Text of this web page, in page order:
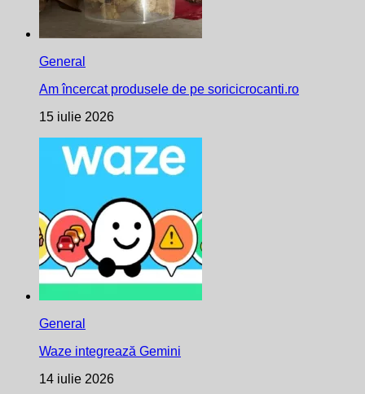
General
Am încercat produsele de pe soricicrocanti.ro
15 iulie 2026
General
Waze integrează Gemini
14 iulie 2026